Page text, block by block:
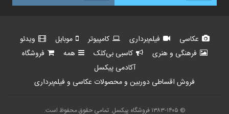
عکاسی فیلم‌برداری کامپیوتر موبایل
ویدئو
فرهنگی و هنری
کاسبی بی‌کلک همه
فروشگاه
آکادمی پیکسل
فروش اقساطی دوربین و محصولات عکاسی و فیلم‌برداری
© ۱۳۸۳-۱۴۰۵ فروشگاه پیکسل. تمامی حقوق محفوظ است.